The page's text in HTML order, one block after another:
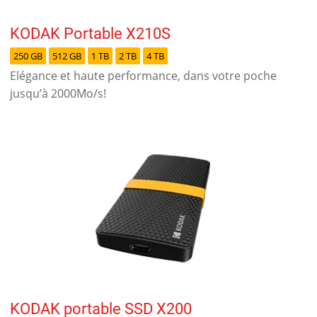
KODAK Portable X210S
250 GB 512 GB 1 TB 2 TB 4 TB
Elégance et haute performance, dans votre poche
jusqu’à 2000Mo/s!
KODAK portable SSD X200